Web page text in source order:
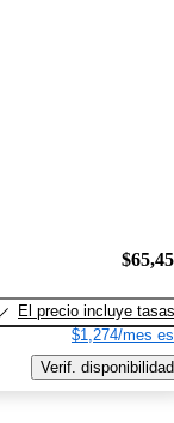
El precio incluye tasas
$1,274/mes
Verif. disponibilidad